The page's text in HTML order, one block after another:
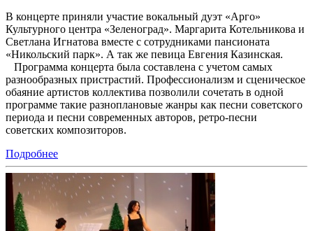
В концерте приняли участие вокальный дуэт «Арго»
Культурного центра «Зеленоград». Маргарита Котельникова и
Светлана Игнатова вместе с сотрудниками пансионата
«Никольский парк». А так же певица Евгения Казинская.
Программа концерта была составлена с учетом самых
разнообразных пристрастий. Профессионализм и сценическое
обаяние артистов коллектива позволили сочетать в одной
программе такие разноплановые жанры как песни советского
периода и песни современных авторов, ретро-песни
советских композиторов.
Подробнее